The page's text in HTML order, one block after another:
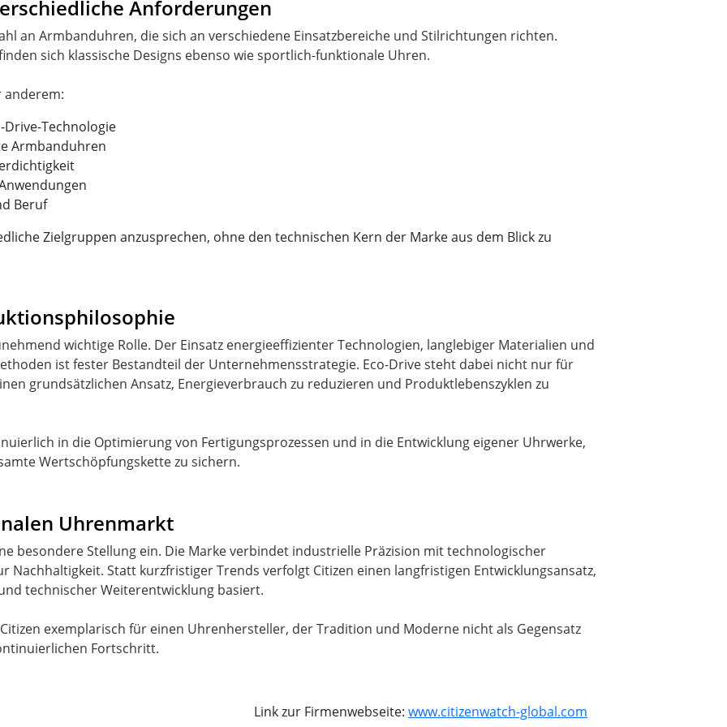
Anforderungen
an Armbanduhren, die sich an verschiedene Einsatzbereiche und Stilrichtungen richten.
sich klassische Designs ebenso wie sportlich-funktionale Uhren.
Technologie
Armbanduhren
Beruf
Zielgruppen anzusprechen, ohne den technischen Kern der Marke aus dem Blick zu
wichtige Rolle. Der Einsatz energieeffizienter Technologien, langlebiger Materialien und
ist fester Bestandteil der Unternehmensstrategie. Eco-Drive steht dabei nicht nur für
grundsätzlichen Ansatz, Energieverbrauch zu reduzieren und Produktlebenszyklen zu
in die Optimierung von Fertigungsprozessen und in die Entwicklung eigener Uhrwerke,
Wertschöpfungskette zu sichern.
Uhrenmarkt
besondere Stellung ein. Die Marke verbindet industrielle Präzision mit technologischer
Nachhaltigkeit. Statt kurzfristiger Trends verfolgt Citizen einen langfristigen Entwicklungsansatz,
technischer Weiterentwicklung basiert.
exemplarisch für einen Uhrenhersteller, der Tradition und Moderne nicht als Gegensatz
Fortschritt.
Link zur Firmenwebseite:www.citizenwatch-global.com